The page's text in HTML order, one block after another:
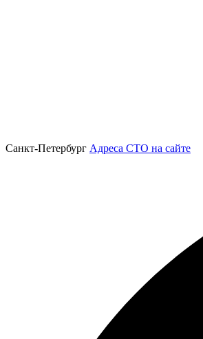
Санкт-Петербург Адреса СТО на сайте